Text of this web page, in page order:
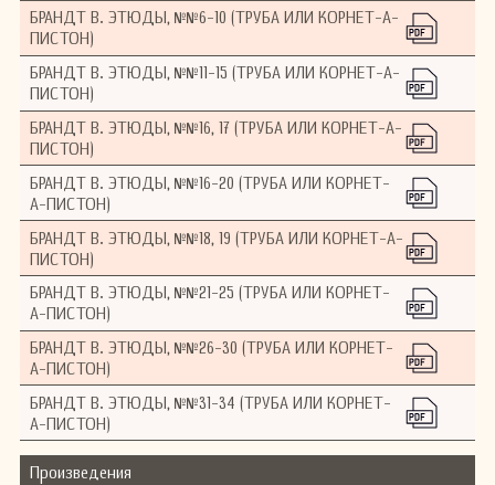
БРАНДТ В. ЭТЮДЫ, №№6-10 (ТРУБА ИЛИ КОРНЕТ-А-
ПИСТОН)
БРАНДТ В. ЭТЮДЫ, №№11-15 (ТРУБА ИЛИ КОРНЕТ-А-
ПИСТОН)
БРАНДТ В. ЭТЮДЫ, №№16, 17 (ТРУБА ИЛИ КОРНЕТ-А-
ПИСТОН)
БРАНДТ В. ЭТЮДЫ, №№16-20 (ТРУБА ИЛИ КОРНЕТ-
А-ПИСТОН)
БРАНДТ В. ЭТЮДЫ, №№18, 19 (ТРУБА ИЛИ КОРНЕТ-А-
ПИСТОН)
БРАНДТ В. ЭТЮДЫ, №№21-25 (ТРУБА ИЛИ КОРНЕТ-
А-ПИСТОН)
БРАНДТ В. ЭТЮДЫ, №№26-30 (ТРУБА ИЛИ КОРНЕТ-
А-ПИСТОН)
БРАНДТ В. ЭТЮДЫ, №№31-34 (ТРУБА ИЛИ КОРНЕТ-
А-ПИСТОН)
Произведения